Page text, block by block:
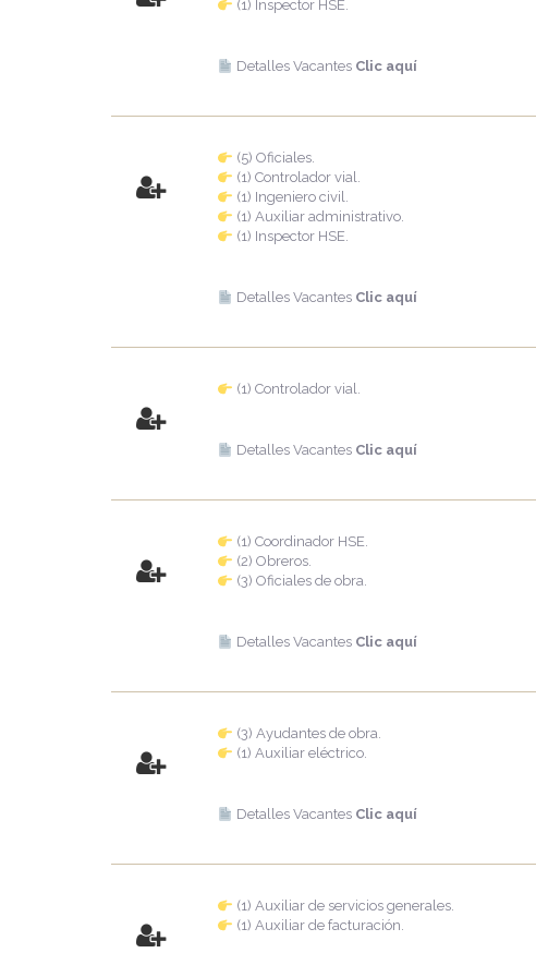
(1) Inspector HSE.
Detalles Vacantes Clic aquí
(5) Oficiales.
(1) Controlador vial.
(1) Ingeniero civil.
(1) Auxiliar administrativo.
(1) Inspector HSE.
Detalles Vacantes Clic aquí
(1) Controlador vial.
Detalles Vacantes Clic aquí
(1) Coordinador HSE.
(2) Obreros.
(3) Oficiales de obra.
Detalles Vacantes Clic aquí
(3) Ayudantes de obra.
(1) Auxiliar eléctrico.
Detalles Vacantes Clic aquí
(1) Auxiliar de servicios generales.
(1) Auxiliar de facturación.